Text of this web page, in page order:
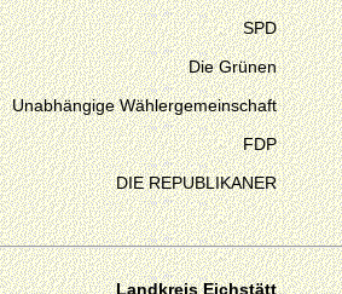
SPD
Die Grünen
Unabhängige Wählergemeinschaft
FDP
DIE REPUBLIKANER
Landkreis Eichstätt